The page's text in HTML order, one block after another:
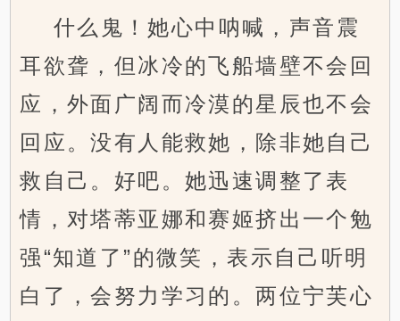
什么鬼！她心中呐喊，声音震
耳欲聋，但冰冷的飞船墙壁不会回
应，外面广阔而冷漠的星辰也不会
回应。没有人能救她，除非她自己
救自己。好吧。她迅速调整了表
情，对塔蒂亚娜和赛姬挤出一个勉
强“知道了”的微笑，表示自己听明
白了，会努力学习的。两位宁芙心